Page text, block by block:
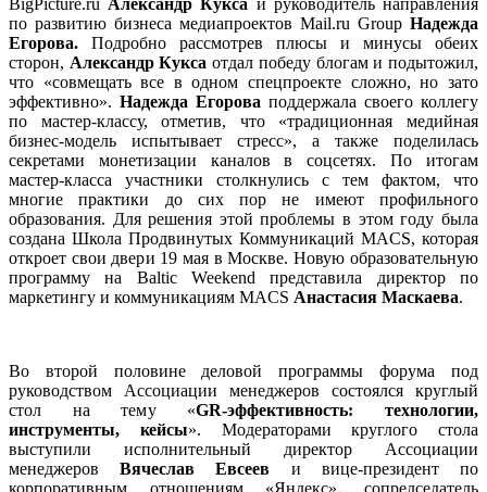
BigPicture.ru Александр Кукса и руководитель направления
по развитию бизнеса медиапроектов Mail.ru Group Надежда
Егорова. Подробно рассмотрев плюсы и минусы обеих
сторон, Александр Кукса отдал победу блогам и подытожил,
что «совмещать все в одном спецпроекте сложно, но зато
эффективно». Надежда Егорова поддержала своего коллегу
по мастер-классу, отметив, что «традиционная медийная
бизнес-модель испытывает стресс», а также поделилась
секретами монетизации каналов в соцсетях. По итогам
мастер-класса участники столкнулись с тем фактом, что
многие практики до сих пор не имеют профильного
образования. Для решения этой проблемы в этом году была
создана Школа Продвинутых Коммуникаций MACS, которая
откроет свои двери 19 мая в Москве. Новую образовательную
программу на Baltic Weekend представила директор по
маркетингу и коммуникациям MACS Анастасия Маскаева.
Во второй половине деловой программы форума под
руководством Ассоциации менеджеров состоялся круглый
стол на тему «GR-эффективность: технологии,
инструменты, кейсы». Модераторами круглого стола
выступили исполнительный директор Ассоциации
менеджеровВячеслав Евсеев и вице-президент по